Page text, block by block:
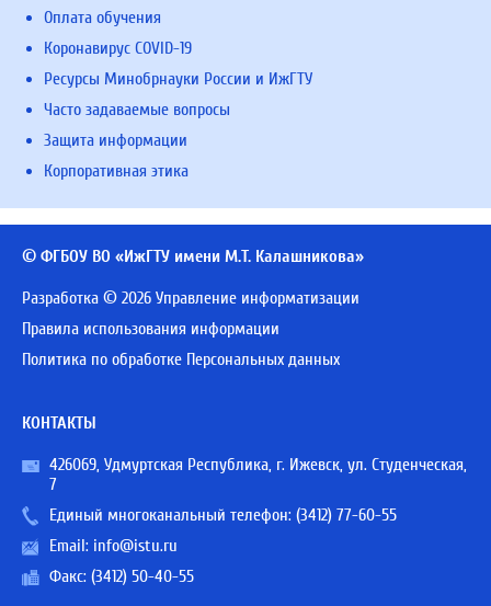
Оплата обучения
Коронавирус COVID-19
Ресурсы Минобрнауки России и ИжГТУ
Часто задаваемые вопросы
Защита информации
Корпоративная этика
© ФГБОУ ВО «ИжГТУ имени М.Т. Калашникова»
Разработка © 2026 Управление информатизации
Правила использования информации
Политика по обработке Персональных данных
КОНТАКТЫ
426069, Удмуртская Республика, г. Ижевск, ул. Студенческая,
7
Единый многоканальный телефон: (3412) 77-60-55
Email: info@istu.ru
Факс: (3412) 50-40-55